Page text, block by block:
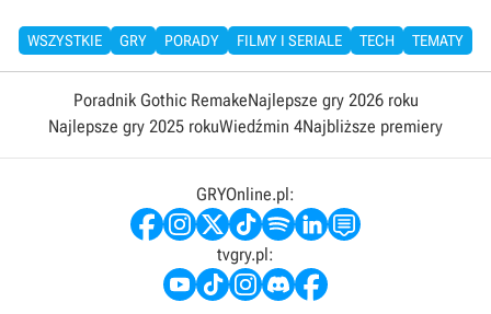
WSZYSTKIE GRY PORADY FILMY I SERIALE TECH TEMATY
Poradnik Gothic RemakeNajlepsze gry 2026 roku
Najlepsze gry 2025 rokuWiedźmin 4Najbliższe premiery
GRYOnline.pl:
tvgry.pl: